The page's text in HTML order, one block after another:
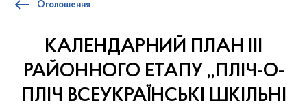
Оголошення
КАЛЕНДАРНИЙ ПЛАН ІІІ
РАЙОННОГО ЕТАПУ ,,ПЛІЧ-О-
ПЛІЧ ВСЕУКРАЇНСЬКІ ШКІЛЬНІ